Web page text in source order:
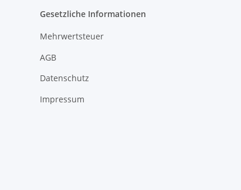
Gesetzliche Informationen
Mehrwertsteuer
AGB
Datenschutz
Impressum